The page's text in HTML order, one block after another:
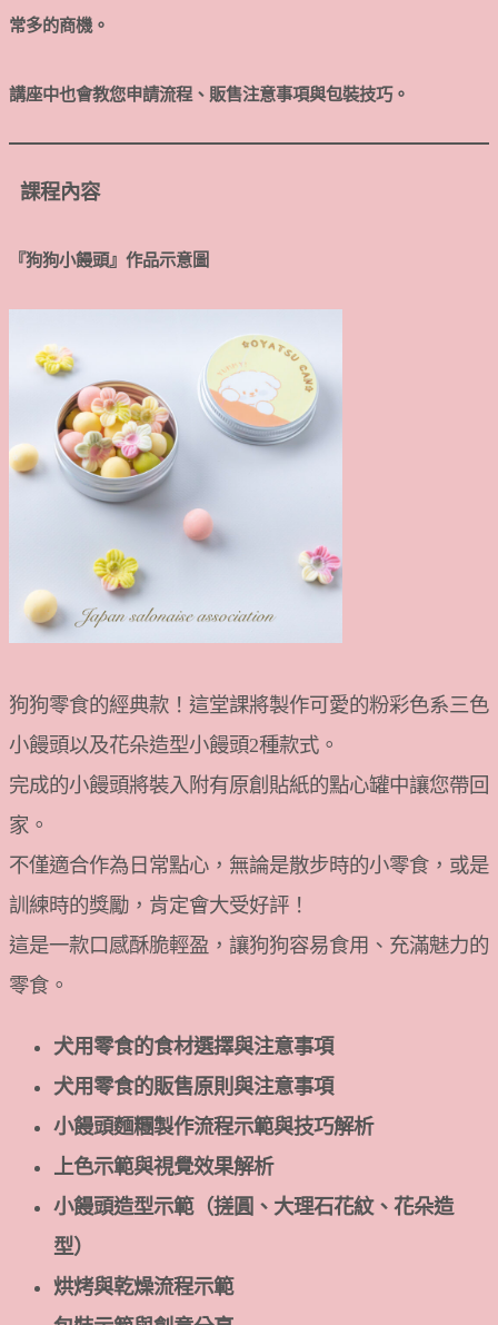
常多的商機。
講座中也會教您申請流程、販售注意事項與包裝技巧。
課程內容
『狗狗小饅頭』 作品示意圖
狗狗零食的經典款！這堂課將製作可愛的粉彩色系三色
小饅頭以及花朵造型小饅頭2種款式。
完成的小饅頭將裝入附有原創貼紙的點心罐中讓您帶回
家。
不僅適合作為日常點心，無論是散步時的小零食，或是
訓練時的獎勵，肯定會大受好評！
這是一款口感酥脆輕盈，讓狗狗容易食用、充滿魅力的
零食。
犬用零食的食材選擇與注意事項
犬用零食的販售原則與注意事項
小饅頭麵糰製作流程示範與技巧解析
上色示範與視覺效果解析
小饅頭造型示範（搓圓、大理石花紋、花朵造
型）
烘烤與乾燥流程示範